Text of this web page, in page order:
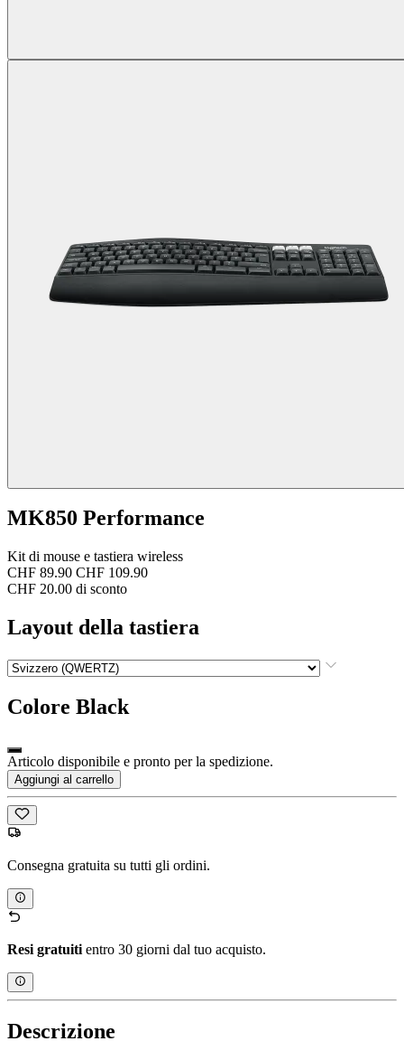
MK850 Performance
Kit di mouse e tastiera wireless
CHF 89.90 CHF 109.90
CHF 20.00 di sconto
Layout della tastiera
Colore Black
Articolo disponibile e pronto per la spedizione.
Aggiungi al carrello
Consegna gratuita su tutti gli ordini.
Resi gratuiti entro 30 giorni dal tuo acquisto.
Descrizione